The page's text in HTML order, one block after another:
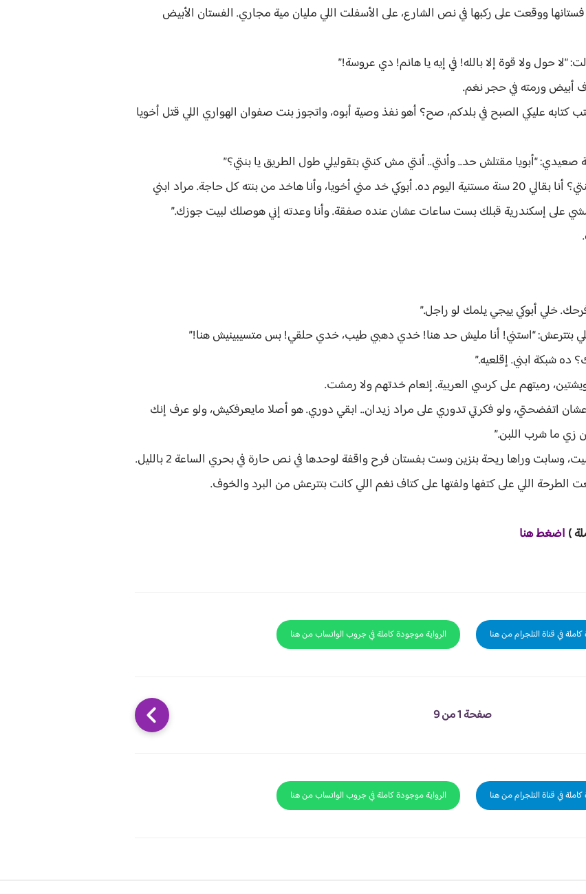
ووقعت على ركبها في نص الشارع، على الأسفلت اللي مليان مية مجاري. الفستان الأبيض
حول ولا قوة إلا بالله! في إيه يا هانم! دي عروسة!”
أبيض ورمته في حجر نغم.
عليكي الصبح في بلدكم، صح؟ أهو نفذ وصية أبوه، واتجوز بنت صفوان الهواري اللي قتل أخويا
“أبويا مقتلش حد.. وأنتي.. أنتي مش كنتي بتقوليلي طول الطريق يا بنتي؟”
إنعام ضحكت ضحكة ناشفة تقطع القلب: “يا بنتي؟ أنا بقالي 20 سنة مستنية اليوم ده. أبوكي خد مني أخويا، وأنا هاخد من بنته كل حاجة. مراد ابني
على إسكندرية قبلك بست ساعات عشان عنده صفقة. وأنا وعدته إني هوصلك لبيت جوزك.”
خلي أبوكي ييجي يلمك لو راجل.”
بتترعش: “استني! أنا مليش حد هنا! خدي دهبي طيب، خدي حلقي! بس متسيبينيش هنا!”
شبكة ابني. إقلعيه.”
رميتهم على كرسي العربية. إنعام خدتهم ولا رمشت.
اتفضحتي، ولو فكرتي تدوري على مراد زيدان.. ابقي دوري. هو أصلا مايعرفكيش، ولو عرف إنك
زي ما شرب اللبن.”
وراها ريحة بنزين وست بفستان فرح واقفة لوحدها في نص حارة في بحري الساعة 2 بالليل.
الطرحة اللي على كتفها ولفتها على كتاف نغم اللي كانت بتترعش من البرد والخوف.
) اضغط هنا
في قناة التلجرام من هنا الرواية موجودة كاملة في جروب الواتساب من هنا
صفحة 1 من 9
في قناة التلجرام من هنا الرواية موجودة كاملة في جروب الواتساب من هنا